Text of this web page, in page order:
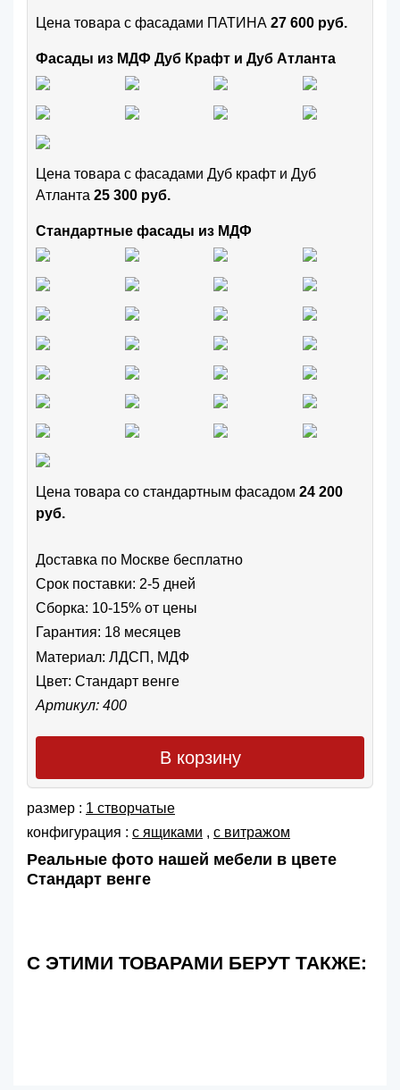
Цена товара с фасадами ПАТИНА 27 600 руб.
Фасады из МДФ Дуб Крафт и Дуб Атланта
Цена товара с фасадами Дуб крафт и Дуб
Атланта 25 300 руб.
Стандартные фасады из МДФ
Цена товара cо стандартным фасадом 24 200
руб.
Доставка по Москве бесплатно
Срок поставки: 2-5 дней
Сборка: 10-15% от цены
Гарантия: 18 месяцев
Материал: ЛДСП, МДФ
Цвет: Стандарт венге
Артикул: 400
В корзину
размер : 1 створчатые
конфигурация : с ящиками , с витражом
Реальные фото нашей мебели в цвете
Стандарт венге
С ЭТИМИ ТОВАРАМИ БЕРУТ ТАКЖЕ: